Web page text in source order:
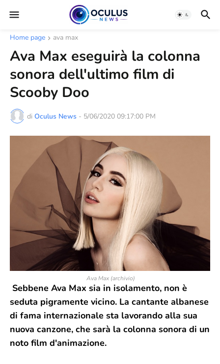
Home page ava max
Ava Max eseguirà la colonna
sonora dell'ultimo film di
Scooby Doo
di Oculus News - 5/06/2020 09:17:00 PM
Ava Max (archivio)
Sebbene Ava Max sia in isolamento, non è
seduta pigramente vicino. La cantante albanese
di fama internazionale sta lavorando alla sua
nuova canzone, che sarà la colonna sonora di un
noto film d'animazione.